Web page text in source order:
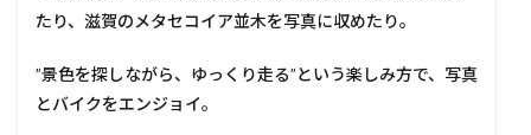
たり、滋賀のメタセコイア並木を写真に収めたり。
”景色を探しながら、ゆっくり走る”という楽しみ方で、写真
とバイクをエンジョイ。